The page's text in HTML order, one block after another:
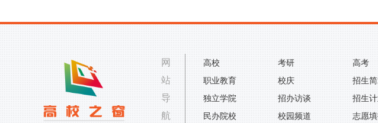
网
站
导
航
高校
职业教育
独立学院
民办院校
考研
校庆
招办访谈
校园频道
高考
招生
招生计
志愿